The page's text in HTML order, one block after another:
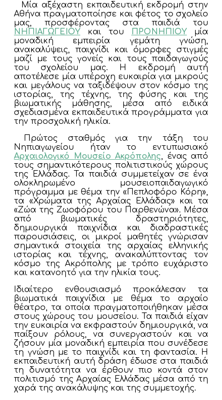
Μία αξέχαστη εκπαιδευτική εκδρομή στην
Αθήνα πραγματοποίησε και φέτος το σχολείο
μας, προσφέροντας στα παιδιά του
ΝΗΠΙΑΓΩΓΕΙΟΥ και του ΠΡΟΝΗΠΙΟΥ μία
μοναδική εμπειρία γεμάτη γνώση,
ανακαλύψεις, παιχνίδι και όμορφες στιγμές
μαζί με τους γονείς και τους παιδαγωγούς
του σχολείου μας. Η εκδρομή αυτή
αποτέλεσε μία υπέροχη ευκαιρία για μικρούς
και μεγάλους να ταξιδέψουν στον κόσμο της
ιστορίας, της τέχνης, της φύσης και της
βιωματικής μάθησης, μέσα από ειδικά
σχεδιασμένα εκπαιδευτικά προγράμματα για
την προσχολική ηλικία.
Πρώτος σταθμός για την τάξη του
Νηπιαγωγείου ήταν το εντυπωσιακό
Αρχαιολογικό Μουσείο Ακρόπολης, ένας από
τους σημαντικότερους πολιτιστικούς χώρους
της Ελλάδας. Τα παιδιά συμμετείχαν σε ένα
ολοκληρωμένο μουσειοπαιδαγωγικό
πρόγραμμα με θέμα την «Πεπλοφόρο Κόρη»,
τα «Χρώματα της Αρχαίας Ελλάδας» και τα
«Ζώα της Ζωοφόρου του Παρθενώνα». Μέσα
από βιωματικές δραστηριότητες,
δημιουργικά παιχνίδια και διαδραστικές
παρουσιάσεις, οι μικροί μαθητές γνώρισαν
σημαντικά στοιχεία της αρχαίας ελληνικής
ιστορίας και τέχνης, ανακαλύπτοντας τον
κόσμο της Ακρόπολης με τρόπο ευχάριστο
και κατανοητό για την ηλικία τους.
Ιδιαίτερο ενθουσιασμό προκάλεσαν τα
βιωματικά παιχνίδια με θέμα το αρχαίο
θέατρο, τα οποία πραγματοποιήθηκαν μέσα
στους χώρους του μουσείου. Τα παιδιά είχαν
την ευκαιρία να εκφραστούν δημιουργικά, να
παίξουν ρόλους, να συνεργαστούν και να
ζήσουν μία μοναδική εμπειρία που συνέδεσε
τη γνώση με το παιχνίδι και τη φαντασία. Η
εκπαιδευτική αυτή δράση έδωσε στα παιδιά
τη δυνατότητα να έρθουν πιο κοντά στον
πολιτισμό της Αρχαίας Ελλάδας μέσα από τη
χαρά της ανακάλυψης και της συμμετοχής.